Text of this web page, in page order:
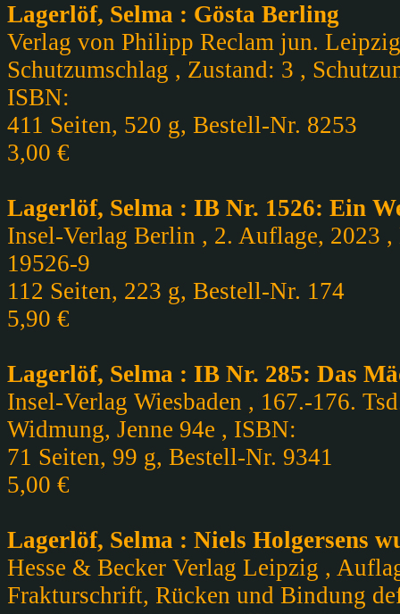
Lagerlöf, Selma : Gösta Berling
Verlag von Philipp Reclam jun.
Schutzumschlag , Zustand: 3 ,
ISBN:
411 Seiten, 520 g, Bestell-Nr. 8253
3,00 €
Lagerlöf, Selma : IB Nr. 1526: Ein
Insel-Verlag Berlin , 2. Auflage, 2023
19526-9
112 Seiten, 223 g, Bestell-Nr. 174
5,90 €
Lagerlöf, Selma : IB Nr. 285: Das
Insel-Verlag Wiesbaden , 167.-176.
Widmung, Jenne 94e , ISBN:
71 Seiten, 99 g, Bestell-Nr. 9341
5,00 €
Lagerlöf, Selma : Niels Holgersens
Hesse & Becker Verlag Leipzig ,
Frakturschrift, Rücken und Bindung